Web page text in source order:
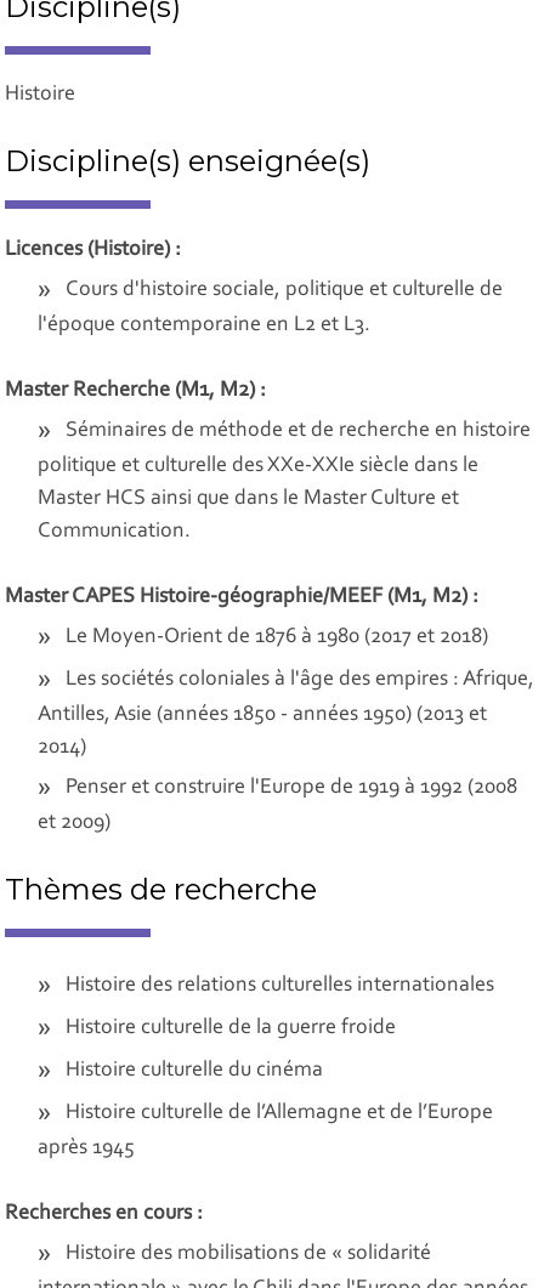
Histoire
Discipline(s) enseignée(s)
Licences (Histoire) :
Cours d'histoire sociale, politique et culturelle de
l'époque contemporaine en L2 et L3.
Master Recherche (M1, M2) :
Séminaires de méthode et de recherche en histoire
politique et culturelle des XXe-XXIe siècle dans le
Master HCS ainsi que dans le Master Culture et
Communication.
Master CAPES Histoire-géographie/MEEF (M1, M2) :
Le Moyen-Orient de 1876 à 1980 (2017 et 2018)
Les sociétés coloniales à l'âge des empires : Afrique,
Antilles, Asie (années 1850 - années 1950) (2013 et
2014)
Penser et construire l'Europe de 1919 à 1992 (2008
et 2009)
Thèmes de recherche
Histoire des relations culturelles internationales
Histoire culturelle de la guerre froide
Histoire culturelle du cinéma
Histoire culturelle de l’Allemagne et de l’Europe
après 1945
Recherches en cours :
Histoire des mobilisations de « solidarité